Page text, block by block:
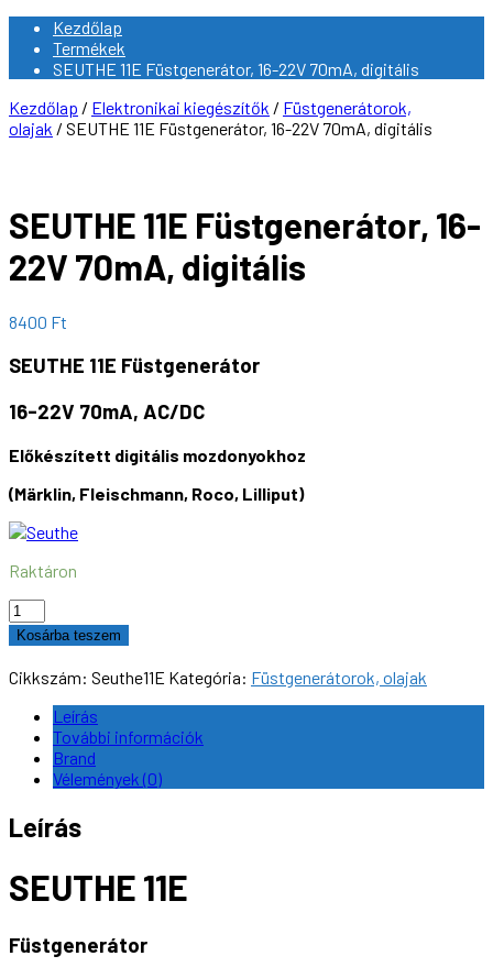
Kezdőlap
Termékek
SEUTHE 11E Füstgenerátor, 16-22V 70mA, digitális
Kezdőlap / Elektronikai kiegészítők / Füstgenerátorok,
olajak / SEUTHE 11E Füstgenerátor, 16-22V 70mA, digitális
SEUTHE 11E Füstgenerátor, 16-
22V 70mA, digitális
8400 Ft
SEUTHE 11E Füstgenerátor
16-22V 70mA, AC/DC
Előkészített digitális mozdonyokhoz
(Märklin, Fleischmann, Roco, Lilliput)
Raktáron
SEUTHE
11E
Füstgenerátor,
16-
22V
70mA,
digitális
mennyiség
Kosárba teszem
Cikkszám: Seuthe11E Kategória: Füstgenerátorok, olajak
Leírás
További információk
Brand
Vélemények (0)
Leírás
SEUTHE 11E
Füstgenerátor